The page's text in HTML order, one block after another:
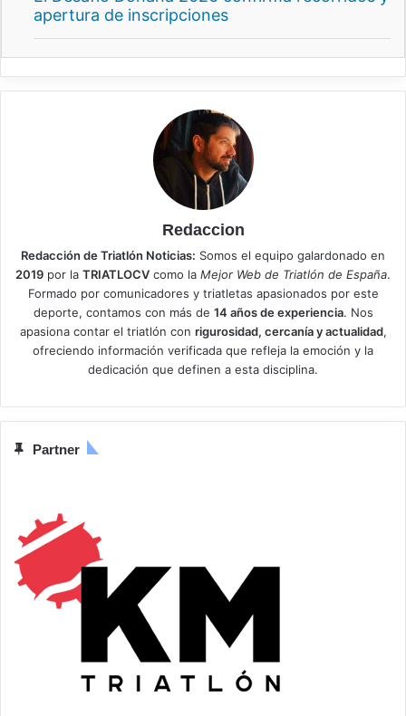
apertura de inscripciones
Redaccion
Redacción de Triatlón Noticias: Somos el equipo galardonado en
2019 por la TRIATLOCV como la Mejor Web de Triatlón de España.
Formado por comunicadores y triatletas apasionados por este
deporte, contamos con más de 14 años de experiencia. Nos
apasiona contar el triatlón con rigurosidad, cercanía y actualidad,
ofreciendo información verificada que refleja la emoción y la
dedicación que definen a esta disciplina.
Partner